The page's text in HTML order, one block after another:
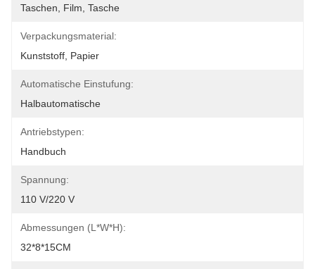
Taschen, Film, Tasche
Verpackungsmaterial:
Kunststoff, Papier
Automatische Einstufung:
Halbautomatische
Antriebstypen:
Handbuch
Spannung:
110 V/220 V
Abmessungen (L*W*H):
32*8*15CM